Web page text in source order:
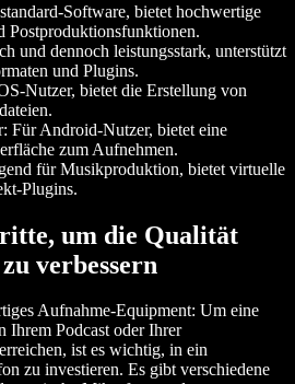
Software, bietet hochwertige
Postproduktionsfunktionen.
und dennoch leistungsstark, unterstützt
und Plugins.
Nutzer, bietet die Erstellung von
: Für Android-Nutzer, bietet eine
zum Aufnehmen.
für Musikproduktion, bietet virtuelle
Plugins.
um die Qualität
verbessern
Aufnahme-Equipment: Um eine
Ihrem Podcast oder Ihrer
ist es wichtig, in ein
zu investieren. Es gibt verschiedene